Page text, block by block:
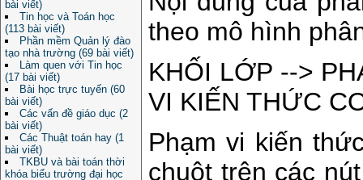
bài viết)
Tin học và Toán học
(113 bài viết)
Phần mềm Quản lý đào
tạo nhà trường (69 bài viết)
Làm quen với Tin học
(17 bài viết)
Bài học trực tuyến (60
bài viết)
Các vấn đề giáo dục (2
bài viết)
Các Thuật toán hay (1
bài viết)
TKBU và bài toán thời
khóa biểu trường đại học
theo mô hình
KHỐI LỚP -->
VI KIẾN THỨC
Phạm vi kiến
chuột trên các